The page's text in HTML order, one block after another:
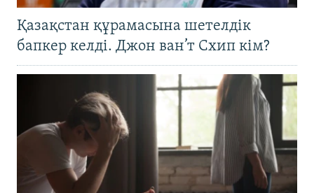
Қазақстан құрамасына шетелдік
бапкер келді. Джон ван’т Схип кім?